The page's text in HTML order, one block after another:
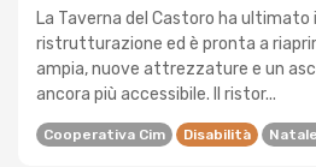
La Taverna del Castoro ha ultimato
ristrutturazione ed è pronta a
ampia, nuove attrezzature e un
ancora più accessibile. Il ristor...
Cooperativa Cim Disabilità